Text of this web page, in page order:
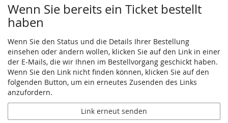
Wenn Sie bereits ein Ticket bestellt
haben
Wenn Sie den Status und die Details Ihrer Bestellung
einsehen oder ändern wollen, klicken Sie auf den Link in einer
der E-Mails, die wir Ihnen im Bestellvorgang geschickt haben.
Wenn Sie den Link nicht finden können, klicken Sie auf den
folgenden Button, um ein erneutes Zusenden des Links
anzufordern.
Link erneut senden